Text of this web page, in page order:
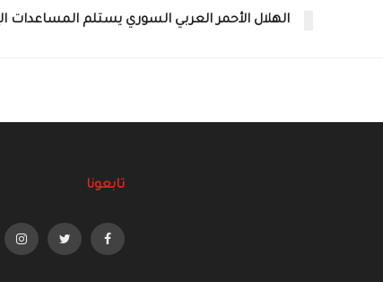
الهلال الأحمر العربي السوري يستلم المساعدات
تابعونا